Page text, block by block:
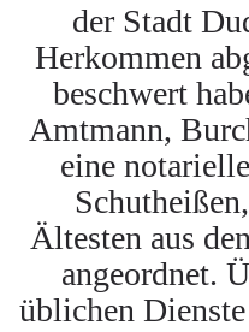
der Stadt
Herkommen
beschwert
Amtmann,
eine
Ältesten aus
angeordnet.
üblichen